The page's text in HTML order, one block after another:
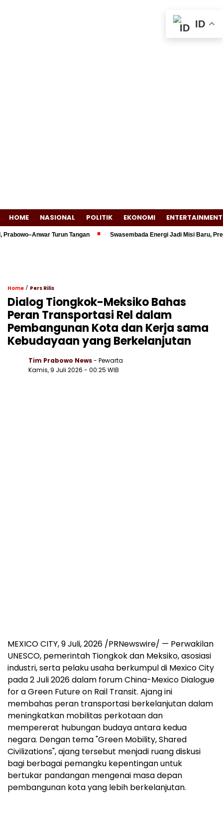
HOME NASIONAL POLITIK EKONOMI ENTERTAINMENT
Turun Tangan Swasembada Energi Jadi Misi Baru,
Home / Pers Rilis
Dialog Tiongkok-Meksiko Bahas
Peran Transportasi Rel dalam
Pembangunan Kota dan Kerja sama
Kebudayaan yang Berkelanjutan
Tim Prabowo News- Pewarta
Kamis, 9 Juli 2026 - 00:25 WIB
MEXICO CITY,9 Juli, 2026 /PRNewswire/ — Perwakilan
UNESCO, pemerintah Tiongkok dan Meksiko, asosiasi
industri, serta pelaku usaha berkumpul di Mexico City
pada 2 Juli 2026 dalam forum China-Mexico Dialogue
for a Green Future on Rail Transit. Ajang ini
membahas peran transportasi berkelanjutan dalam
meningkatkan mobilitas perkotaan dan
mempererat hubungan budaya antara kedua
negara. Dengan tema "Green Mobility, Shared
Civilizations", ajang tersebut menjadi ruang diskusi
bagi berbagai pemangku kepentingan untuk
bertukar pandangan mengenai masa depan
pembangunan kota yang lebih berkelanjutan.
ID